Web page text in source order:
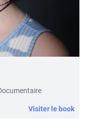
Visiter le book